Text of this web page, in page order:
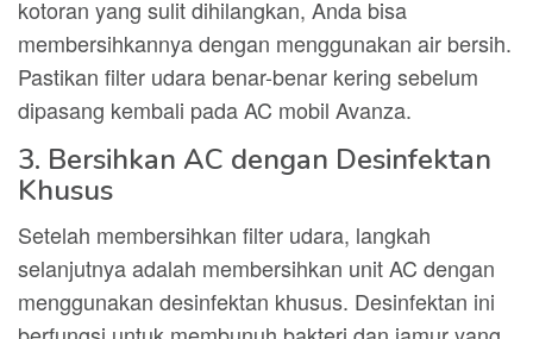
kotoran yang sulit dihilangkan, Anda bisa
membersihkannya dengan menggunakan air bersih.
Pastikan filter udara benar-benar kering sebelum
dipasang kembali pada AC mobil Avanza.
3. Bersihkan AC dengan Desinfektan
Khusus
Setelah membersihkan filter udara, langkah
selanjutnya adalah membersihkan unit AC dengan
menggunakan desinfektan khusus. Desinfektan ini